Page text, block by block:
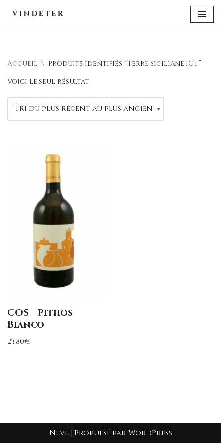
Accueil \ Produits identifiés “Terre Siciliane IGT”
Voici le seul résultat
COS – Pithos
Bianco
23.80€
Neve| Propulsé parWordPress